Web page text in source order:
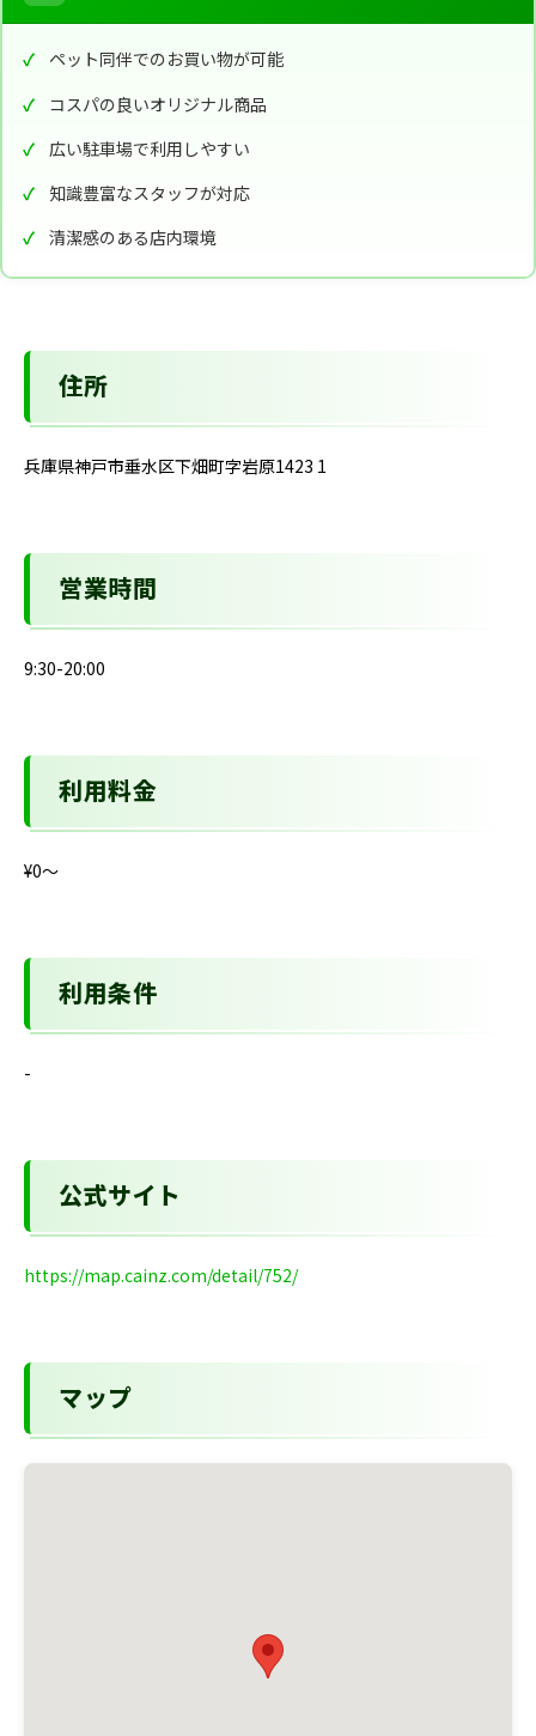
ペット同伴でのお買い物が可能
コスパの良いオリジナル商品
広い駐車場で利用しやすい
知識豊富なスタッフが対応
清潔感のある店内環境
住所
兵庫県神戸市垂水区下畑町字岩原1423 1
営業時間
9:30-20:00
利用料金
¥0〜
利用条件
-
公式サイト
https://map.cainz.com/detail/752/
マップ